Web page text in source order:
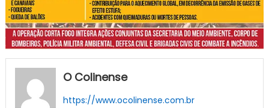
O Colinense
https://www.ocolinense.com.br